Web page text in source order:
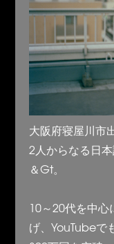
大阪府寝屋川市
2人からなる日
＆Gt。
10～20代を中心
げ、YouTubeで